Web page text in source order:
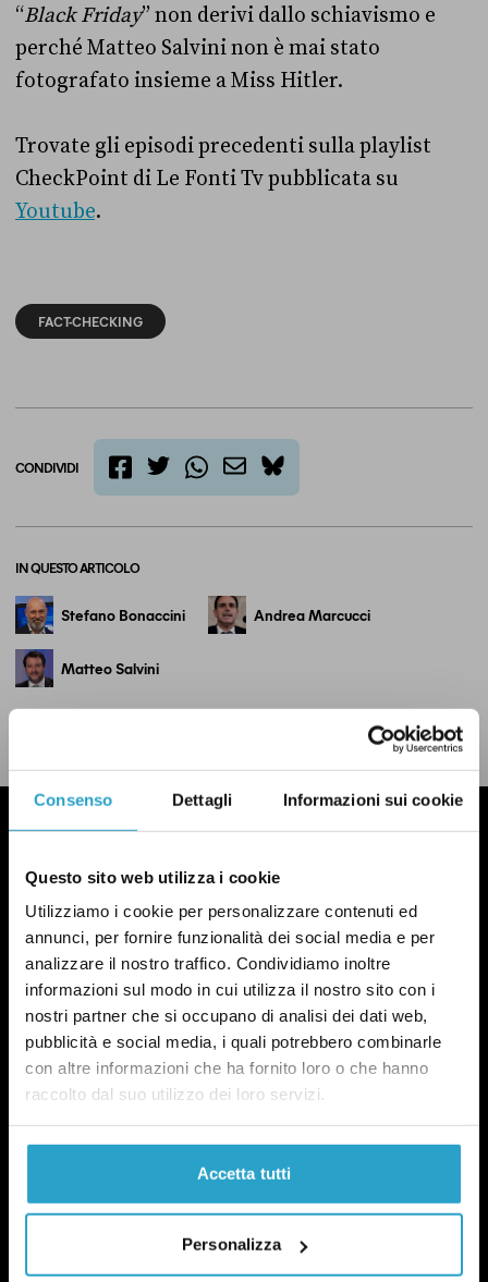
Consenso Dettagli Informazioni sui cookie
Questo sito web utilizza i cookie
Utilizziamo i cookie per personalizzare contenuti ed
annunci, per fornire funzionalità dei social media e per
analizzare il nostro traffico. Condividiamo inoltre
informazioni sul modo in cui utilizza il nostro sito con i
nostri partner che si occupano di analisi dei dati web,
pubblicità e social media, i quali potrebbero combinarle
con altre informazioni che ha fornito loro o che hanno
raccolto dal suo utilizzo dei loro servizi.
Accetta tutti
Personalizza
“Black Friday” non derivi dallo schiavismo e
perché Matteo Salvini non è mai stato
fotografato insieme a Miss Hitler.
Trovate gli episodi precedenti sulla playlist
CheckPoint di Le Fonti Tv pubblicata su
Youtube.
FACT-CHECKING
CONDIVIDI
bluesky
IN QUESTO ARTICOLO
Stefano Bonaccini Andrea Marcucci
Matteo Salvini
NEWSLETTER
POLITICA DI UN CERTO GENERE
OGNI MARTEDÌ